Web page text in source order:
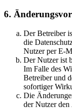
6.
Der Betreiber
die
Nutzer per E-
Der Nutzer ist
Im Falle des
Betreiber und
sofortiger
Die
der Nutzer den